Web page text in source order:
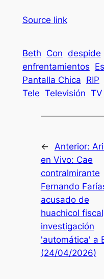
Source link
Beth Con despide
enfrentamientos
Pantalla Chica RIP
Tele Televisión TV
← Anterior:
en Vivo: Cae
contralmirante
Fernando
acusado de
huachicol
investigación
'automática' a
(24/04/2026)